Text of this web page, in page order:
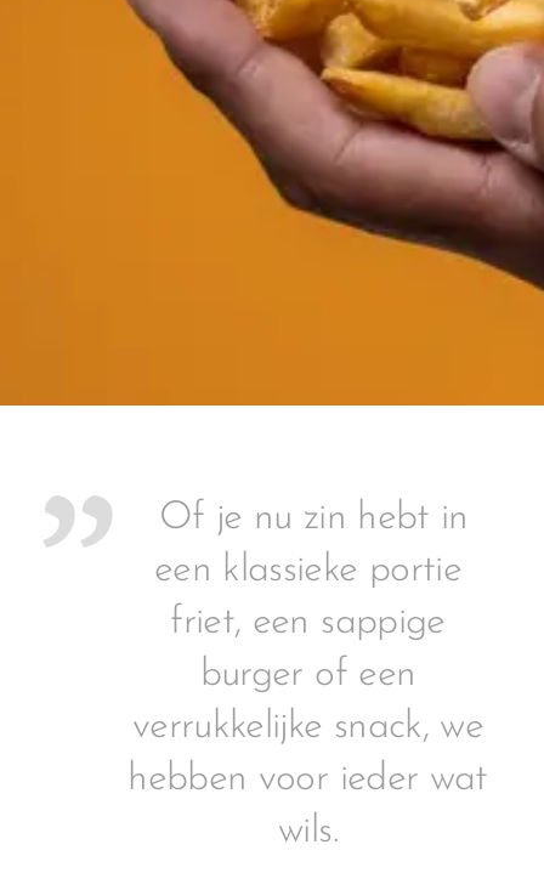
Of je nu zin hebt in
een klassieke portie
friet, een sappige
burger of een
verrukkelijke snack, we
hebben voor ieder wat
wils.